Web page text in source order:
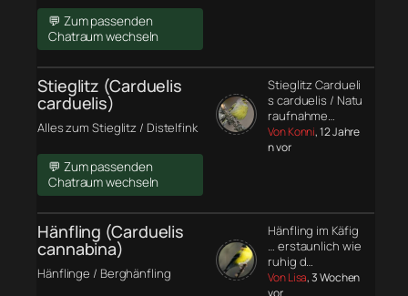
💬 Zum passenden
Chatraum wechseln
Stieglitz (Carduelis
carduelis)
Alles zum Stieglitz / Distelfink
💬 Zum passenden
Chatraum wechseln
Stieglitz Cardueli
s carduelis / Natu
raufnahme…
Von Konni, 12 Jahre
n vor
Hänfling (Carduelis
cannabina)
Hänflinge / Berghänfling
Hänfling im Käfig
… erstaunlich wie
ruhig d…
Von Lisa, 3 Wochen